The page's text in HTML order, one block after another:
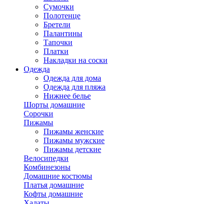
Сумочки
Полотенце
Бретели
Палантины
Тапочки
Платки
Накладки на соски
Одежда
Одежда для дома
Одежда для пляжа
Нижнее белье
Шорты домашние
Сорочки
Пижамы
Пижамы женские
Пижамы мужские
Пижамы детские
Велосипедки
Комбинезоны
Домашние костюмы
Платья домашние
Кофты домашние